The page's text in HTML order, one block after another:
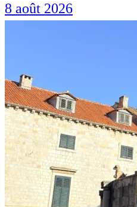
8 août 2026